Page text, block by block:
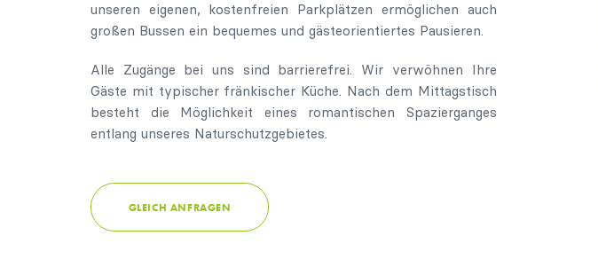
unseren eigenen, kostenfreien Parkplätzen ermöglichen auch
großen Bussen ein bequemes und gästeorientiertes Pausieren.
Alle Zugänge bei uns sind barrierefrei. Wir verwöhnen Ihre
Gäste mit typischer fränkischer Küche. Nach dem Mittagstisch
besteht die Möglichkeit eines romantischen Spazierganges
entlang unseres Naturschutzgebietes.
GLEICH ANFRAGEN